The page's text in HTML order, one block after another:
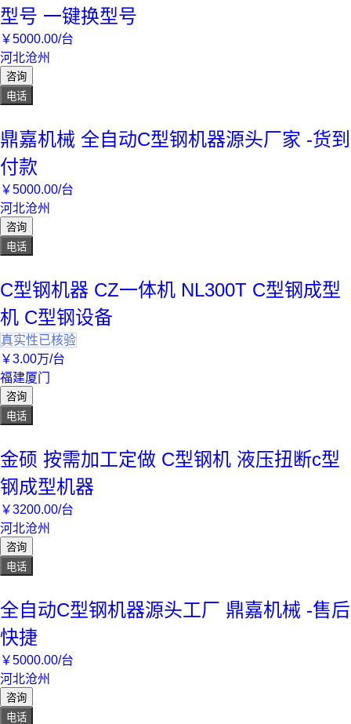
型号 一键换型号
￥5000.00/台
河北沧州
咨询
电话
鼎嘉机械 全自动C型钢机器源头厂家 -货到
付款
￥5000.00/台
河北沧州
咨询
电话
C型钢机器 CZ一体机 NL300T C型钢成型
机 C型钢设备
真实性已核验
￥3.00万/台
福建厦门
咨询
电话
金硕 按需加工定做 C型钢机 液压扭断c型
钢成型机器
￥3200.00/台
河北沧州
咨询
电话
全自动C型钢机器源头工厂 鼎嘉机械 -售后
快捷
￥5000.00/台
河北沧州
咨询
电话